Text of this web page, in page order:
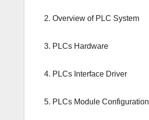
2. Overview of PLC System
3. PLCs Hardware
4. PLCs Interface Driver
5. PLCs Module Configuration